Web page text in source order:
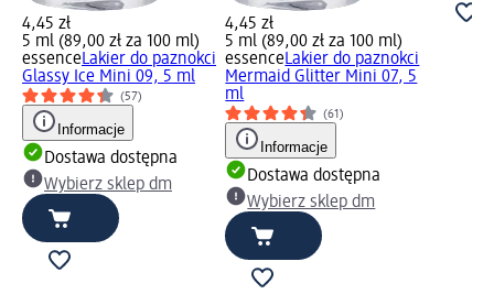
4,45 zł
5 ml (89,00 zł za 100 ml)
essenceLakier do paznokci
Glassy Ice Mini 09, 5 ml
(57)
Informacje
Dostawa dostępna
Wybierz sklep dm
4,45 zł
5 ml (89,00 zł za 100 ml)
essenceLakier do paznokci
Mermaid Glitter Mini 07, 5
ml
(61)
Informacje
Dostawa dostępna
Wybierz sklep dm